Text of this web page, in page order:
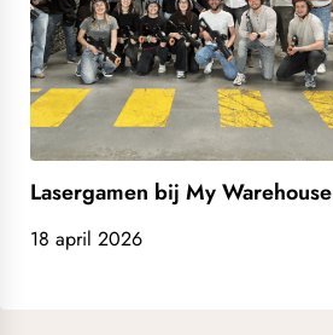
Lasergamen bij My Warehouse
18 april 2026